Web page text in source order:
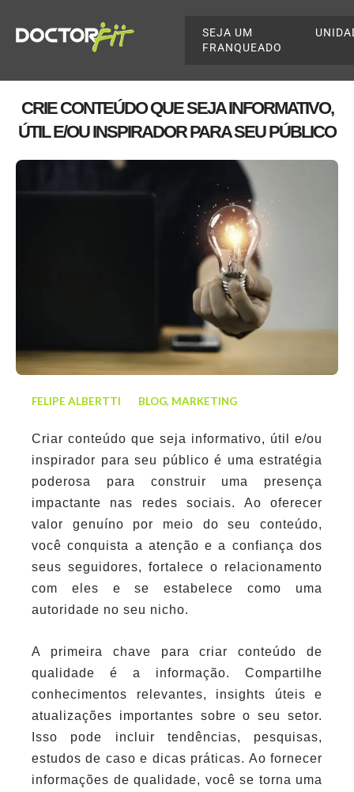
SEJA UM
FRANQUEADO
CRIE CONTEÚDO QUE SEJA INFORMATIVO,
ÚTIL E/OU INSPIRADOR PARA SEU PÚBLICO
FELIPE ALBERTTI BLOG, MARKETING
Criar conteúdo que seja informativo, útil e/ou
inspirador para seu público é uma estratégia
poderosa para construir uma presença
impactante nas redes sociais. Ao oferecer
valor genuíno por meio do seu conteúdo,
você conquista a atenção e a confiança dos
seus seguidores, fortalece o relacionamento
com eles e se estabelece como uma
autoridade no seu nicho.
A primeira chave para criar conteúdo de
qualidade é a informação. Compartilhe
conhecimentos relevantes, insights úteis e
atualizações importantes sobre o seu setor.
Isso pode incluir tendências, pesquisas,
estudos de caso e dicas práticas. Ao fornecer
informações de qualidade, você se torna uma